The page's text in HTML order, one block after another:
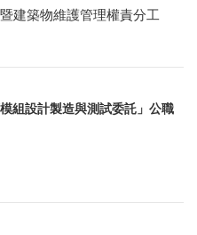
建築物維護管理權責分工
組設計製造與測試委託」公職